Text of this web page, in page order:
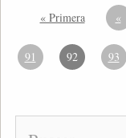
« Primera «
91 92 93